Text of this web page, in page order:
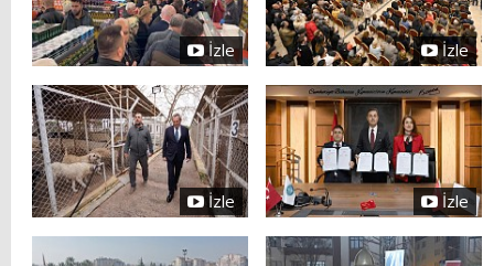
İzle İzle
İzle İzle